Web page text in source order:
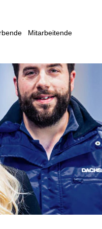
Mitarbeitende